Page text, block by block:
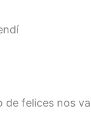
felices nos